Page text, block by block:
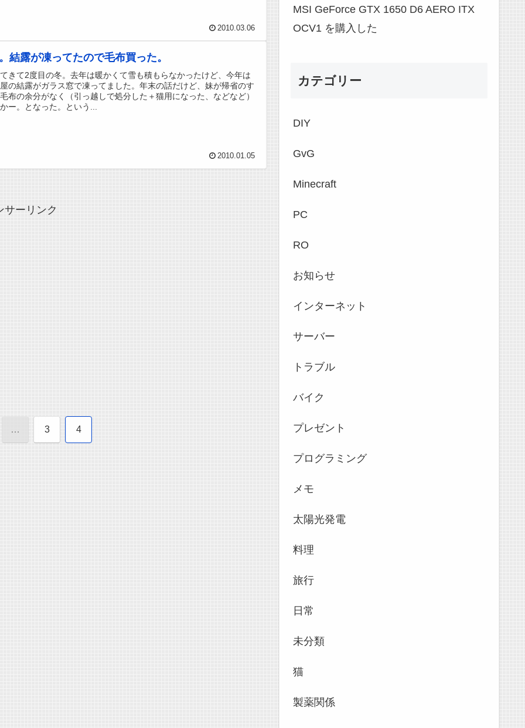
2010.03.06
結露が凍ってたので毛布買った。
きて2度目の冬。去年は暖かくて雪も積もらなかったけど、今年は
の結露がガラス窓で凍ってました。年末の話だけど、妹が帰省のす
布の余分がなく（引っ越しで処分した＋猫用になった、などなど）
ー。となった。という...
2010.01.05
サーリンク
… 3 4
MSI GeForce GTX 1650 D6 AERO ITX
OCV1 を購入した
カテゴリー
DIY
GvG
Minecraft
PC
RO
お知らせ
インターネット
サーバー
トラブル
バイク
プレゼント
プログラミング
メモ
太陽光発電
料理
旅行
日常
未分類
猫
製薬関係